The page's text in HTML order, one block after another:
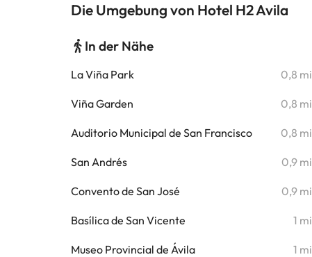
Die Umgebung von Hotel H2 Avila
In der Nähe
La Viña Park 0,8 mi
Viña Garden 0,8 mi
Auditorio Municipal de San Francisco 0,8 mi
San Andrés 0,9 mi
Convento de San José 0,9 mi
Basílica de San Vicente 1 mi
Museo Provincial de Ávila 1 mi